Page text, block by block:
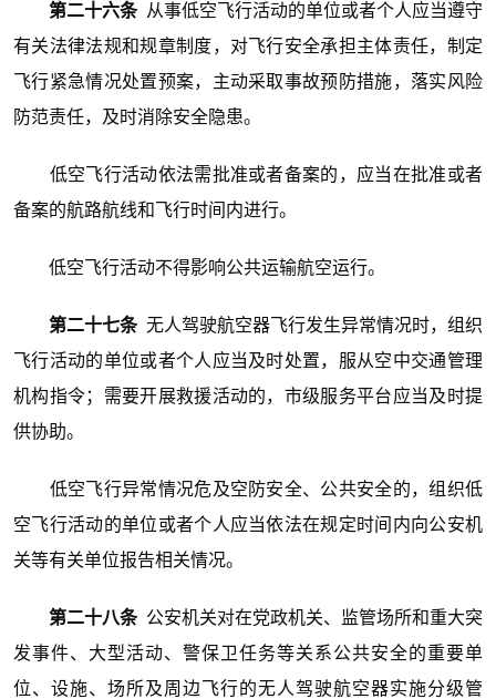
第二十六条 从事低空飞行活动的单位或者个人应当遵守
有关法律法规和规章制度，对飞行安全承担主体责任，制定
飞行紧急情况处置预案，主动采取事故预防措施，落实风险
防范责任，及时消除安全隐患。
低空飞行活动依法需批准或者备案的，应当在批准或者
备案的航路航线和飞行时间内进行。
低空飞行活动不得影响公共运输航空运行。
第二十七条 无人驾驶航空器飞行发生异常情况时，组织
飞行活动的单位或者个人应当及时处置，服从空中交通管理
机构指令；需要开展救援活动的，市级服务平台应当及时提
供协助。
低空飞行异常情况危及空防安全、公共安全的，组织低
空飞行活动的单位或者个人应当依法在规定时间内向公安机
关等有关单位报告相关情况。
第二十八条 公安机关对在党政机关、监管场所和重大突
发事件、大型活动、警保卫任务等关系公共安全的重要单
位、设施、场所及周边飞行的无人驾驶航空器实施分级管